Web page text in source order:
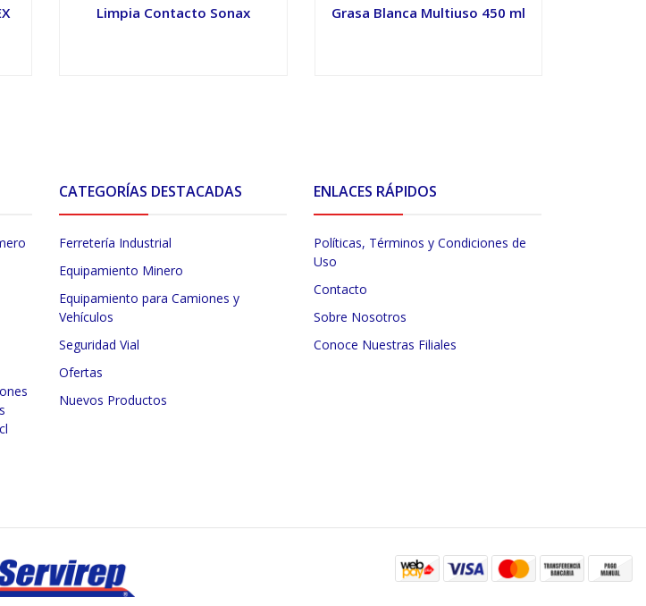
Limpia Contacto Sonax Grasa Blanca Multiuso 450 ml
CATEGORÍAS DESTACADAS
Ferretería Industrial
Equipamiento Minero
Equipamiento para Camiones y
Vehículos
Seguridad Vial
Ofertas
Nuevos Productos
ENLACES RÁPIDOS
Políticas, Términos y Condiciones de
Uso
Contacto
Sobre Nosotros
Conoce Nuestras Filiales